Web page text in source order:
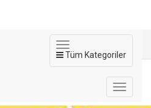
Tüm Kategoriler